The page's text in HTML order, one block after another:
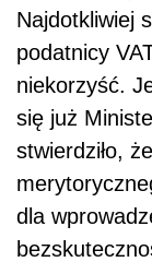
Najdotkliwiej
podatnicy
niekorzyść.
się już
stwierdziło,
dla